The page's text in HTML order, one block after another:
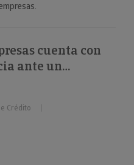
cuenta con
ante un
la situación
Crédito